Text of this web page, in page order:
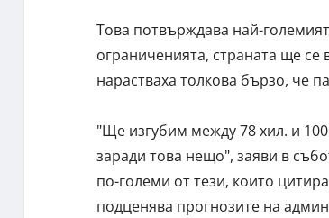
Това потвърждава най-
ограниченията, страната ще се
нарастваха толкова бързо, че
"Ще изгубим между 78 хил. и
заради това нещо", заяви в
по-големи от тези, които
подценява прогнозите на